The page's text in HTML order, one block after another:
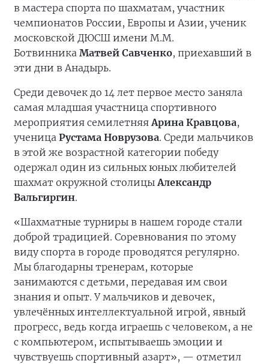
в мастера спорта по шахматам, участник
чемпионатов России, Европы и Азии, ученик
московской ДЮСШ имени М.М.
Ботвинника Матвей Савченко, приехавший в
эти дни в Анадырь.
Среди девочек до 14 лет первое место заняла
самая младшая участница спортивного
мероприятия семилетняяАрина Кравцова,
ученица Рустама Новрузова. Среди мальчиков
в этой же возрастной категории победу
одержал один из сильных юных любителей
шахмат окружной столицыАлександр
Вальгиргин.
«Шахматные турниры в нашем городе стали
доброй традицией. Соревнования по этому
виду спорта в городе проводятся регулярно.
Мы благодарны тренерам, которые
занимаются с детьми, передавая им свои
знания и опыт. У мальчиков и девочек,
увлечённых интеллектуальной игрой, явный
прогресс, ведь когда играешь с человеком, а не
с компьютером, испытываешь эмоции и
чувствуешь спортивный азарт», — отметил